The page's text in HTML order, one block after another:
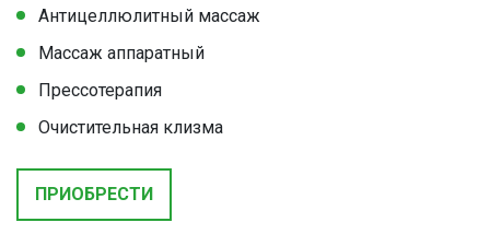
Антицеллюлитный массаж
Массаж аппаратный
Прессотерапия
Очистительная клизма
ПРИОБРЕСТИ